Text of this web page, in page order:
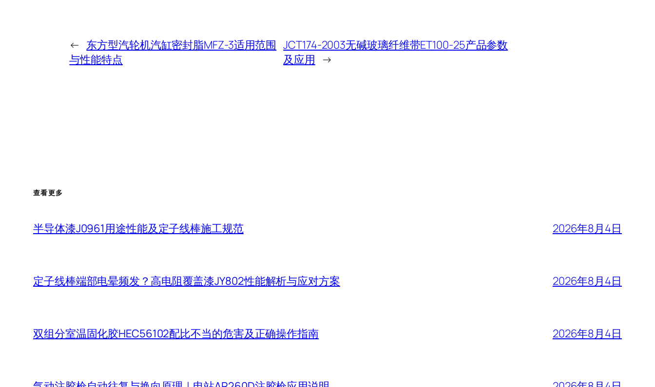
← 东方型汽轮机汽缸密封脂MFZ-3适用范围
与性能特点
JCT174-2003无碱玻璃纤维带ET100-25产品参数
及应用 →
查看更多
半导体漆J0961用途性能及定子线棒施工规范 2026年8月4日
定子线棒端部电晕频发？高电阻覆盖漆JY802性能解析与应对方案 2026年8月4日
双组分室温固化胶HEC56102配比不当的危害及正确操作指南 2026年8月4日